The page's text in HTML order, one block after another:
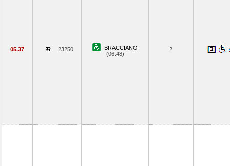
05.37 23250
BRACCIANO
(06.48)
2